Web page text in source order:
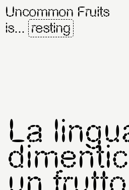
Uncommon Fruits
is... resting
La
un frutto